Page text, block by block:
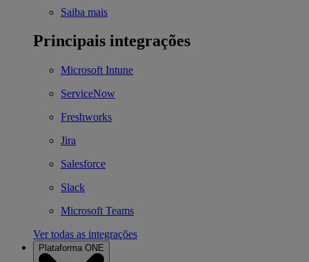
Saiba mais
Principais integrações
Microsoft Intune
ServiceNow
Freshworks
Jira
Salesforce
Slack
Microsoft Teams
Ver todas as integrações
Plataforma ONE